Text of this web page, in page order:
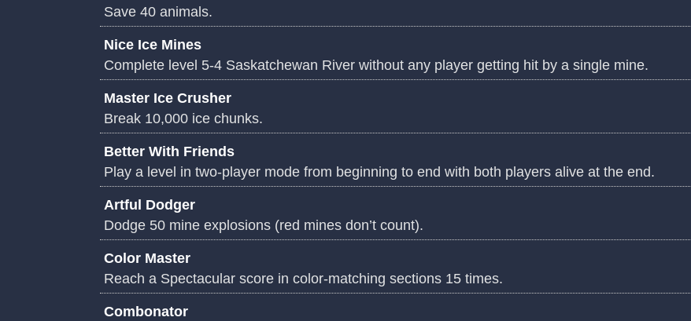
Save 40 animals.
Nice Ice Mines
Complete level 5-4 Saskatchewan River without any player getting hit by a single mine.
Master Ice Crusher
Break 10,000 ice chunks.
Better With Friends
Play a level in two-player mode from beginning to end with both players alive at the end.
Artful Dodger
Dodge 50 mine explosions (red mines don’t count).
Color Master
Reach a Spectacular score in color-matching sections 15 times.
Combonator